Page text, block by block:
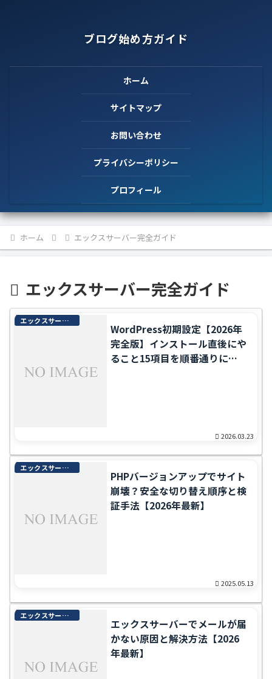
ブログ始め方ガイド
ホーム
サイトマップ
お問い合わせ
プライバシーポリシー
プロフィール
ホーム エックスサーバー完全ガイド
エックスサーバー完全ガイド
エックスサーバー完全ガイド
WordPress初期設定【2026年
完全版】インストール直後にや
ること15項目を順番通りに解
2026.03.23
エックスサーバー完全ガイド
PHPバージョンアップでサイト
崩壊？安全な切り替え順序と検
証手法【2026年最新】
2025.05.13
エックスサーバー完全ガイド
エックスサーバーでメールが届
かない原因と解決方法【2026
年最新】